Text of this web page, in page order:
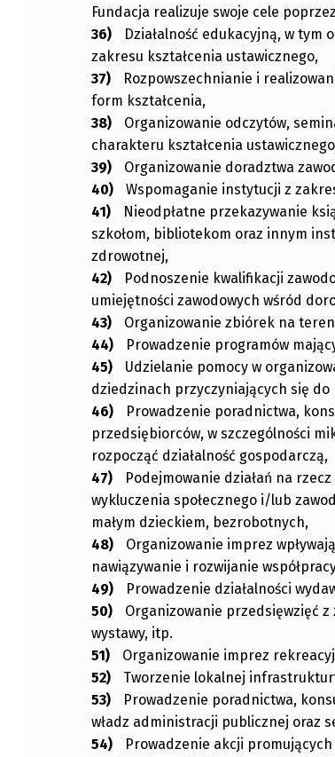
Fundacja realizuje swoje cele
Działalność edukacyjną, w tym
zakresu kształcenia ustawicznego,
Rozpowszechnianie i
form kształcenia,
Organizowanie odczytów,
charakteru kształcenia
Organizowanie doradztwa
Wspomaganie instytucji z
Nieodpłatne przekazywanie
szkołom, bibliotekom oraz innym
zdrowotnej,
Podnoszenie kwalifikacji
umiejętności zawodowych wśród
Organizowanie zbiórek na
Prowadzenie programów
Udzielanie pomocy w
dziedzinach przyczyniających się
Prowadzenie poradnictwa,
przedsiębiorców, w szczególności
rozpocząć działalność gospodarczą,
Podejmowanie działań na
wykluczenia społecznego i/lub
małym dzieckiem, bezrobotnych,
Organizowanie imprez
nawiązywanie i rozwijanie
Prowadzenie działalności
Organizowanie przedsięwzięć
wystawy, itp.
Organizowanie imprez
Tworzenie lokalnej
Prowadzenie poradnictwa,
władz administracji publicznej oraz
Prowadzenie akcji